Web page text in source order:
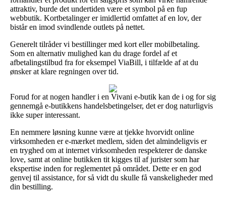
attraktiv, burde det undertiden være et symbol på en fup
webbutik. Kortbetalinger er imidlertid omfattet af en lov, der
bistår en imod svindlende outlets på nettet.
Generelt tilråder vi bestillinger med kort eller mobilbetaling.
Som en alternativ mulighed kan du drage fordel af et
afbetalingstilbud fra for eksempel ViaBill, i tilfælde af at du
ønsker at klare regningen over tid.
Forud for at nogen handler i en Vivani e-butik kan de i og for sig
gennemgå e-butikkens handelsbetingelser, det er dog naturligvis
ikke super interessant.
En nemmere løsning kunne være at tjekke hvorvidt online
virksomheden er e-mærket medlem, siden det almindeligvis er
en tryghed om at internet virksomheden respekterer de danske
love, samt at online butikken tit kigges til af jurister som har
ekspertise inden for reglementet på området. Dette er en god
genvej til assistance, for så vidt du skulle få vanskeligheder med
din bestilling.